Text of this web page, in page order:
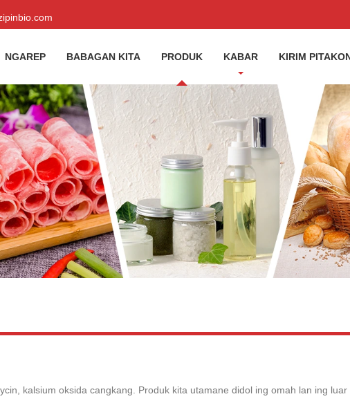
NGAREP BABAGAN KITA PRODUK KABAR KIRIM
kalsium oksida cangkang. Produk kita utamane didol ing omah lan ing